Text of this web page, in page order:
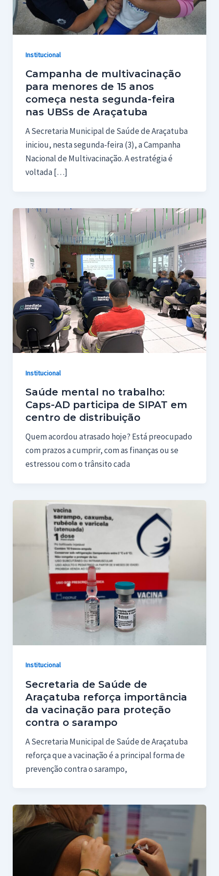
Institucional
Campanha de multivacinação
para menores de 15 anos
começa nesta segunda-feira
nas UBSs de Araçatuba
A Secretaria Municipal de Saúde de Araçatuba
iniciou, nesta segunda-feira (3), a Campanha
Nacional de Multivacinação. A estratégia é
voltada […]
Institucional
Saúde mental no trabalho:
Caps-AD participa de SIPAT em
centro de distribuição
Quem acordou atrasado hoje? Está preocupado
com prazos a cumprir, com as finanças ou se
estressou com o trânsito cada
Institucional
Secretaria de Saúde de
Araçatuba reforça importância
da vacinação para proteção
contra o sarampo
A Secretaria Municipal de Saúde de Araçatuba
reforça que a vacinação é a principal forma de
prevenção contra o sarampo,